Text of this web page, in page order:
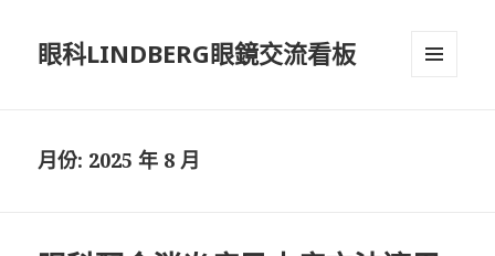
眼科LINDBERG眼鏡交流看板
月份: 2025 年 8 月